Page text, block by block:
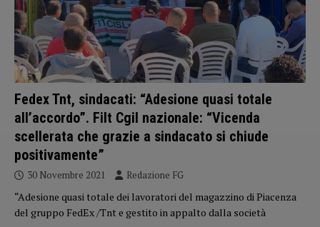
Fedex Tnt, sindacati: “Adesione quasi totale
all’accordo”. Filt Cgil nazionale: “Vicenda
scellerata che grazie a sindacato si chiude
positivamente”
30 Novembre 2021 Redazione FG
“Adesione quasi totale dei lavoratori del magazzino di Piacenza
del gruppo FedEx /Tnt e gestito in appalto dalla società